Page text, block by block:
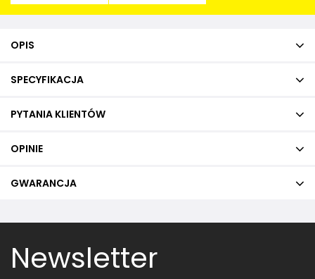
OPIS
SPECYFIKACJA
PYTANIA KLIENTÓW
OPINIE
GWARANCJA
Newsletter